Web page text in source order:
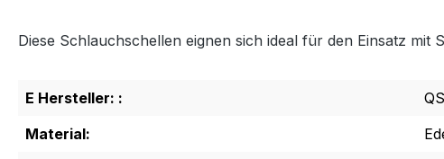
Diese Schlauchschellen eignen sich ideal für den Einsatz
E Hersteller: :
Material: